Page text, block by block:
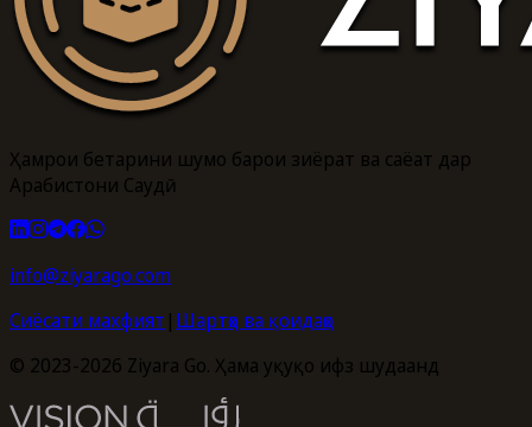
Ҳамроҳи беҳтарини шумо барои зиёрат ва саёҳат дар
Арабистони Саудӣ
info@ziyarago.com
Сиёсати махфият | Шартҳо ва қоидаҳо
© 2023-2026 Ziyara Go. Ҳама ҳуқуқҳо ҳифз шудаанд